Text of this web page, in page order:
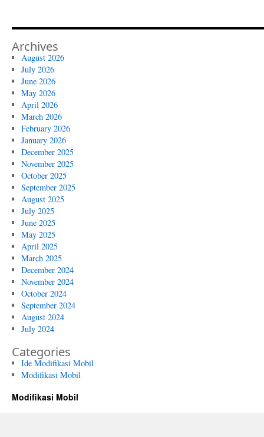
Archives
August 2026
July 2026
June 2026
May 2026
April 2026
March 2026
February 2026
January 2026
December 2025
November 2025
October 2025
September 2025
August 2025
July 2025
June 2025
May 2025
April 2025
March 2025
December 2024
November 2024
October 2024
September 2024
August 2024
July 2024
Categories
Ide Modifikasi Mobil
Modifikasi Mobil
Modifikasi Mobil